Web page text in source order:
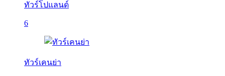
ทัวร์โปแลนด์
6
ทัวร์เคนย่า